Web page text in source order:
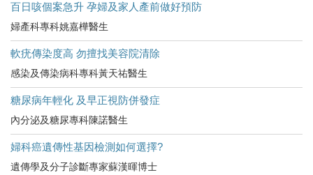
百日咳個案急升 孕婦及家人產前做好預防
婦產科專科姚嘉樺醫生
軟疣傳染度高 勿擅找美容院清除
感染及傳染病科專科黃天祐醫生
糖尿病年輕化 及早正視防併發症
內分泌及糖尿專科陳諾醫生
婦科癌遺傳性基因檢測如何選擇?
遺傳學及分子診斷專家蘇漢暉博士